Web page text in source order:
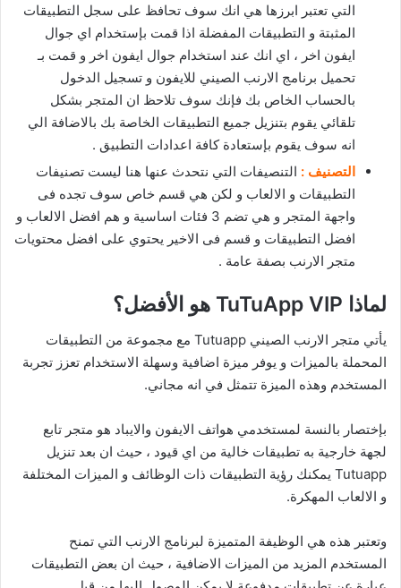
التي تعتبر ابرزها هي انك سوف تحافظ على سجل التطبيقات
المثبتة و التطبيقات المفضلة اذا قمت بإستخدام اي جوال
ايفون اخر ، اي انك عند استخدام جوال ايفون اخر و قمت بـ
تحميل برنامج الارنب الصيني للايفون و تسجيل الدخول
بالحساب الخاص بك فإنك سوف تلاحظ ان المتجر بشكل
تلقائي يقوم بتنزيل جميع التطبيقات الخاصة بك بالاضافة الي
انه سوف يقوم بإستعادة كافة اعدادات التطبيق .
التصنيف : التنصيفات التي نتحدث عنها هنا ليست تصنيفات
التطبيقات و الالعاب و لكن هي قسم خاص سوف تجده فى
واجهة المتجر و هي تضم 3 فئات اساسية و هم افضل الالعاب و
افضل التطبيقات و قسم فى الاخير يحتوي على افضل محتويات
متجر الارنب بصفة عامة .
لماذا TuTuApp VIP هو الأفضل؟
يأتي متجر الارنب الصيني Tutuapp مع مجموعة من التطبيقات
المحملة بالميزات و يوفر ميزة اضافية وسهلة الاستخدام تعزز تجربة
المستخدم وهذه الميزة تتمثل في انه مجاني.
بإختصار بالنسة لمستخدمي هواتف الايفون والايباد هو متجر تابع
لجهة خارجية به تطبيقات خالية من اي قيود ، حيث ان بعد تنزيل
Tutuapp يمكنك رؤية التطبيقات ذات الوظائف و الميزات المختلفة
و الالعاب المهكرة.
وتعتبر هذه هي الوظيفة المتميزة لبرنامج الارنب التي تمنح
المستخدم المزيد من الميزات الاضافية ، حيث ان بعض التطبيقات